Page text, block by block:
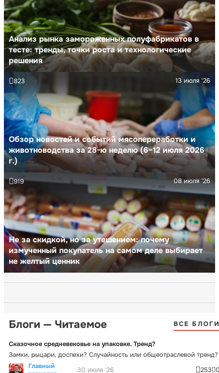
Анализ рынка замороженных полуфабрикатов в
тесте: тренды, точки роста и технологические
решения
Обзор новостей и событий мясопереработки и
животноводства за 28-ю неделю (6–12 июля 2026
г.)
13 июля '26
823
Не за скидкой, но за утешением: почему
измученный покупатель на самом деле выбирает
не желтый ценник
08 июля '26
919
Блоги — Читаемое ВСЕ
Сказочное средневековье на упаковке. Тренд?
Замки, рыцари, доспехи? Случайность или общеотраслевой тренд?
Главный
30 июля '26 253